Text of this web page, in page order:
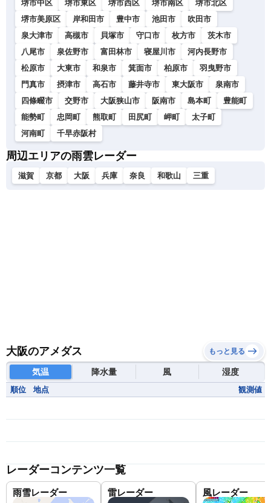
堺市中区
堺市東区 堺市西区 堺市南区
堺市北区
堺市美原区
岸和田市 豊中市 池田市
吹田市
泉大津市
高槻市 貝塚市 守口市 枚方市
茨木市
八尾市
泉佐野市 富田林市 寝屋川市
河内長野市
松原市
大東市 和泉市 箕面市 柏原市
羽曳野市
門真市
摂津市 高石市 藤井寺市 東大阪市
泉南市
四條畷市
交野市 大阪狭山市 阪南市 島本町
豊能町
能勢町
忠岡町 熊取町 田尻町 岬町
太子町
河南町
千早赤阪村
周辺エリアの雨雲レーダー
滋賀 京都 大阪 兵庫 奈良 和歌山 三重
大阪のアメダス もっと見る
気温 降水量 風 湿度
順位 地点 観測値
レーダーコンテンツ一覧
雨雪レーダー 雷レーダー 風レーダー